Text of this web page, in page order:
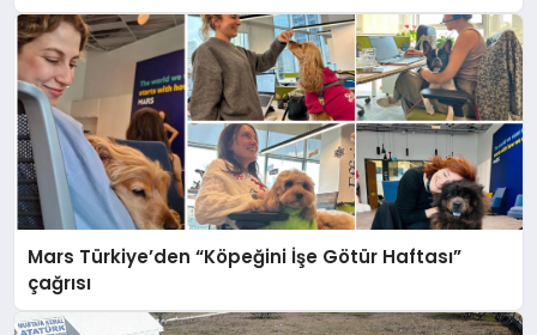
Mars Türkiye’den “Köpeğini İşe Götür Haftası”
çağrısı